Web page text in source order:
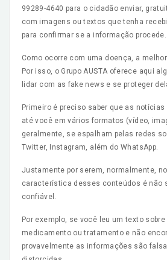
99289-4640 para o cidadão enviar,
com imagens ou textos que tenha
para confirmar se a informação procede.
Como ocorre com uma doença, a
Por isso, o Grupo AUSTA oferece aqui
lidar com as fake news e se proteger
Primeiro é preciso saber que as
até você em vários formatos (vídeo,
geralmente, se espalham pelas redes
Twitter, Instagram, além do WhatsApp.
Justamente por serem, normalmente,
característica desses conteúdos é não
confiável.
Por exemplo, se você leu um texto
medicamento ou tratamento e não
provavelmente as informações são